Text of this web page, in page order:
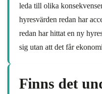
leda till olika
hyresvärden redan har
redan har hittat en ny
sig utan att det får
Finns det